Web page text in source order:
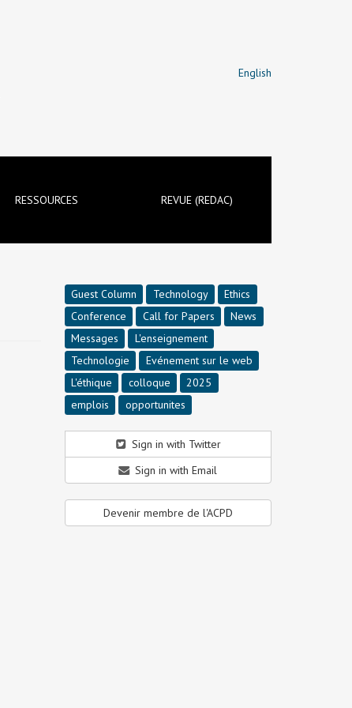
English
RESSOURCES REVUE (REDAC)
Guest Column Technology
Ethics
Conference
Call for Papers
News
Messages
L'enseignement
Technologie
Evénement sur le web
L'éthique
colloque
2025
emplois
opportunites
Sign in with Twitter
Sign in with Email
Devenir membre de l'ACPD